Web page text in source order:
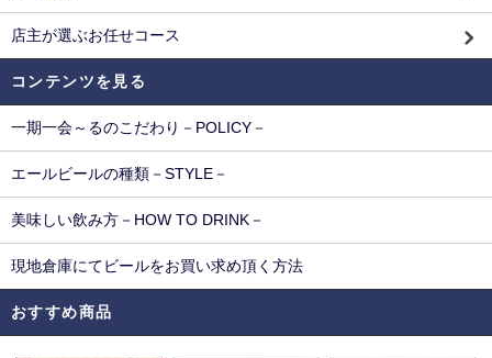
店主が選ぶお任せコース
コンテンツを見る
一期一会～るのこだわり－POLICY－
エールビールの種類－STYLE－
美味しい飲み方－HOW TO DRINK－
現地倉庫にてビールをお買い求め頂く方法
おすすめ商品